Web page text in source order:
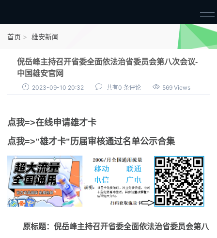
审核通过公示
首页 雄安新闻
倪岳峰主持召开省委全面依法治省委员会第八次会议-
中国雄安官网
2023-09-10 20:32 共有0 条评论 569 Views
点我=>在线申请雄才卡
点我=>"雄才卡"历届审核通过名单公示合集
原标题：倪岳峰主持召开省委全面依法治省委员会第八